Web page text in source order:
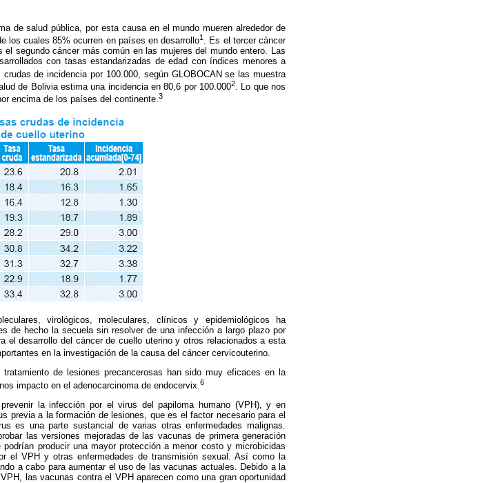
de salud pública, por esta causa en el mundo mueren alrededor de
los cuales 85% ocurren en países en desarrollo1 . Es el tercer cáncer
segundo cáncer más común en las mujeres del mundo entero. Las
con tasas estandarizadas de edad con índices menores a
de incidencia por 100.000, según GLOBOCAN se las muestra
de Bolivia estima una incidencia en 80,6 por 100.0002. Lo que nos
encima de los países del continente.3
virológicos, moleculares, clínicos y epidemiológicos ha
de hecho la secuela sin resolver de una infección a largo plazo por
el desarrollo del cáncer de cuello uterino y otros relacionados a esta
en la investigación de la causa del cáncer cervicouterino.
de lesiones precancerosas han sido muy eficaces en la
impacto en el adenocarcinoma de endocervix. 6
la infección por el virus del papiloma humano (VPH), y en
previa a la formación de lesiones, que es el factor necesario para el
es una parte sustancial de varias otras enfermedades malignas.
las versiones mejoradas de las vacunas de primera generación
producir una mayor protección a menor costo y microbicidas
el VPH y otras enfermedades de transmisión sexual. Así como la
a cabo para aumentar el uso de las vacunas actuales. Debido a la
las vacunas contra el VPH aparecen como una gran oportunidad